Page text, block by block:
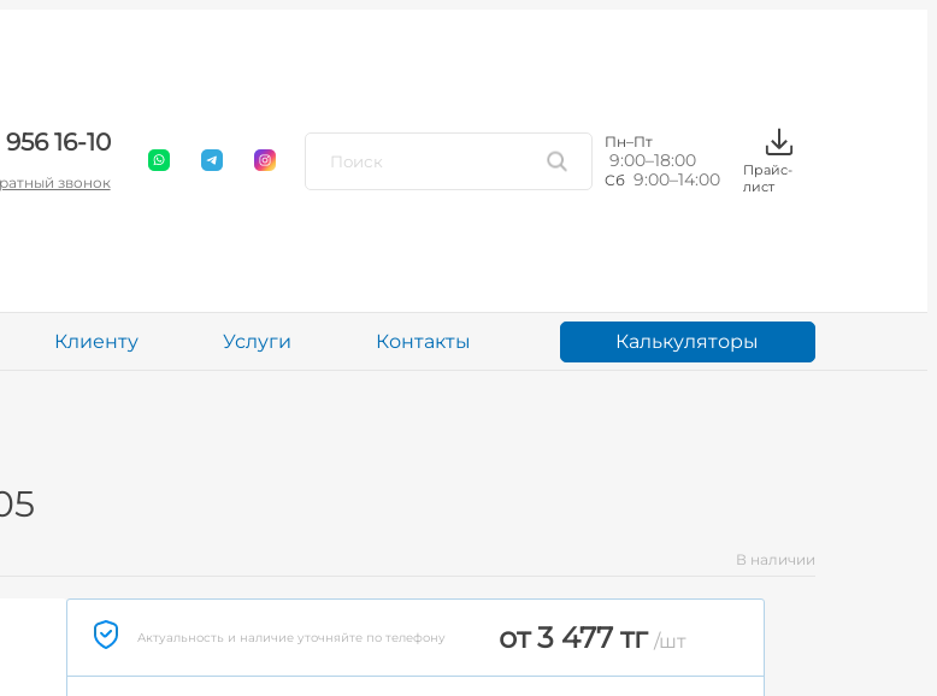
16-10
звонок
Пн–Пт
9:00–18:00
Сб 9:00–14:00
Прайс-
лист
Клиенту Услуги Контакты Калькуляторы
В наличии
Актуальность и наличие уточняйте по телефону от 3 477 тг/шт